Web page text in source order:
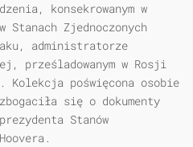
konsekrowanym w
Stanach Zjednoczonych
administratorze
prześladowanym w Rosji
Kolekcja poświęcona osobie
się o dokumenty
Stanów